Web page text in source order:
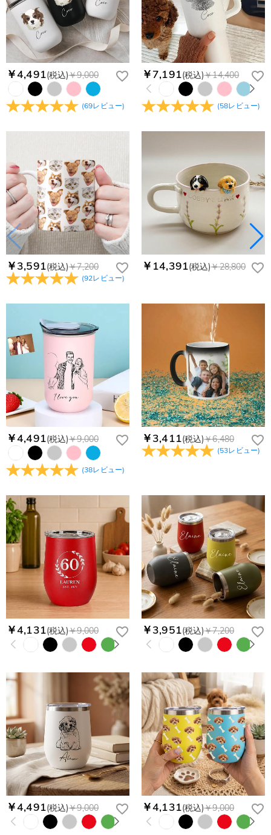
￥4,491(税込)￥9,000
(69レビュー)
￥7,191(税込)￥14,400
(58レビュー)
￥3,591(税込)￥7,200
(92レビュー)
￥14,391(税込)￥28,800
￥4,491(税込)￥9,000
(38レビュー)
￥3,411(税込)￥6,480
(53レビュー)
￥4,131(税込)￥9,000 ￥3,951(税込)￥7,200
￥4,491(税込)￥9,000 ￥4,131(税込)￥9,000